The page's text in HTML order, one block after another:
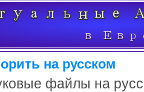
на русском
файлы на